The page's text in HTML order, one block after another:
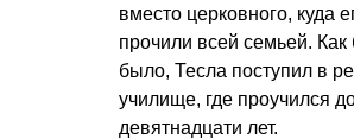
вместо церковного, куда
прочили всей семьей. Как
было, Тесла поступил в
училище, где проучился
девятнадцати лет.